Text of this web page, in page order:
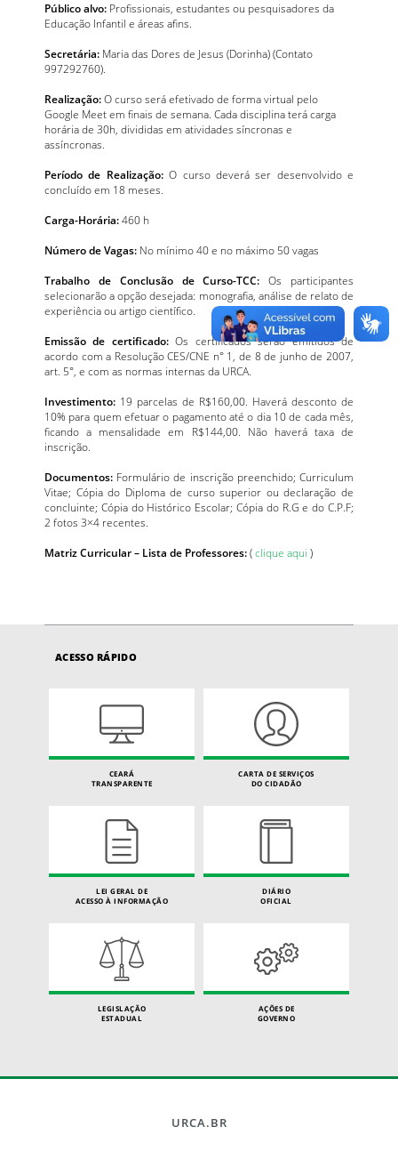
Público alvo: Profissionais, estudantes ou pesquisadores da
Educação Infantil e áreas afins.
Secretária: Maria das Dores de Jesus (Dorinha) (Contato
997292760).
Realização:O curso será efetivado de forma virtual pelo
Google Meet em finais de semana. Cada disciplina terá carga
horária de 30h, divididas em atividades síncronas e
assíncronas.
Período de Realização:O curso deverá ser desenvolvido e
concluído em 18 meses.
Carga-Horária:460 h
Número de Vagas: No mínimo 40 e no máximo 50 vagas
Trabalho de Conclusão de Curso-TCC: Os participantes
selecionarão a opção desejada: monografia, análise de relato de
experiência ou artigo científico.
Emissão de certificado:Os certificados serão emitidos de
acordo com a Resolução CES/CNE n° 1, de 8 de junho de 2007,
art. 5°, e com as normas internas da URCA.
Investimento: 19 parcelas de R$160,00. Haverá desconto de
10% para quem efetuar o pagamento até o dia 10 de cada mês,
ficando a mensalidade em R$144,00. Não haverá taxa de
inscrição.
Documentos: Formulário de inscrição preenchido; Curriculum
Vitae; Cópia do Diploma de curso superior ou declaração de
concluinte; Cópia do Histórico Escolar; Cópia do R.G e do C.P.F;
2 fotos 3×4 recentes.
Matriz Curricular – Lista de Professores:(clique aqui )
ACESSO RÁPIDO
CEARÁ
TRANSPARENTE
CARTA DE SERVIÇOS
DO CIDADÃO
LEI GERAL DE
ACESSO À INFORMAÇÃO
DIÁRIO
OFICIAL
LEGISLAÇÃO
ESTADUAL
AÇÕES DE
GOVERNO
URCA.BR